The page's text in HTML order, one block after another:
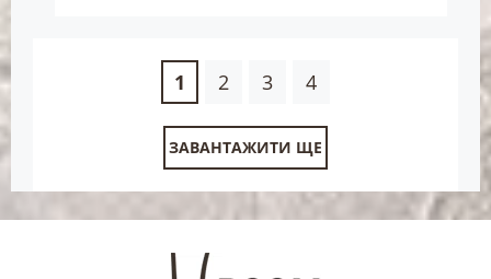
1 2 3 4
ЗАВАНТАЖИТИ ЩЕ